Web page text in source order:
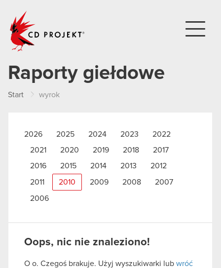
Raporty giełdowe
Start wyrok
2026 2025 2024 2023
2022
2021
2020 2019 2018
2017
2016
2015 2014 2013 2012
2011 2010 2009 2008 2007
2006
Oops, nic nie znaleziono!
O o. Czegoś brakuje. Użyj wyszukiwarki lub wróć